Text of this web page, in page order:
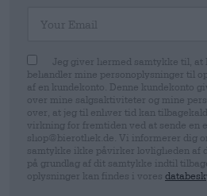
Jeg giver hermed samtykke til,
behandler mine personoplysninger til
af en kundekonto. Denne kundekonto
over mine salgsaktiviteter og mine
over, at jeg til enhver tid kan
virkning for fremtiden ved at sende en
shop@bierothek.de. Vi informerer dig
samtykke ikke påvirker lovligheden af
på grundlag af dit samtykke indtil
oplysninger kan findes i vores